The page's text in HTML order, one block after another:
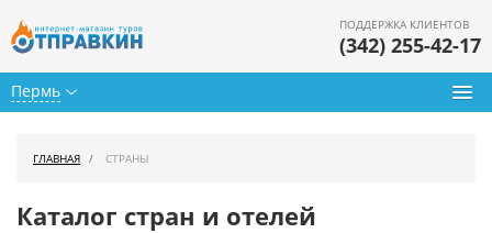
Пермь
ПОДДЕРЖКА КЛИЕНТОВ
(342) 255-42-17
ГЛАВНАЯ СТРАНЫ
Каталог стран и отелей